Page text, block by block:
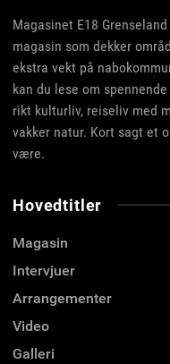
Magasinet E18
magasin som dekker
ekstra vekt på
kan du lese om
rikt kulturliv, reiseliv med
vakker natur. Kort sagt et
være.
Hovedtitler
Magasin
Intervjuer
Arrangementer
Video
Galleri